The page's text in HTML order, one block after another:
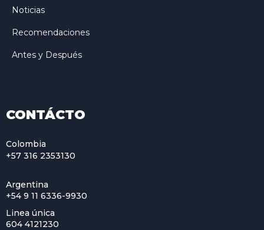
Noticias
Recomendaciones
Antes y Después
CONTÁCTO
Colombia
+57 316 2353130
Argentina
+54 9 11 6336-9930
Linea única
604 4121230